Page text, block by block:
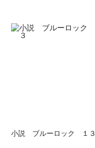
小説 ブルーロック １３